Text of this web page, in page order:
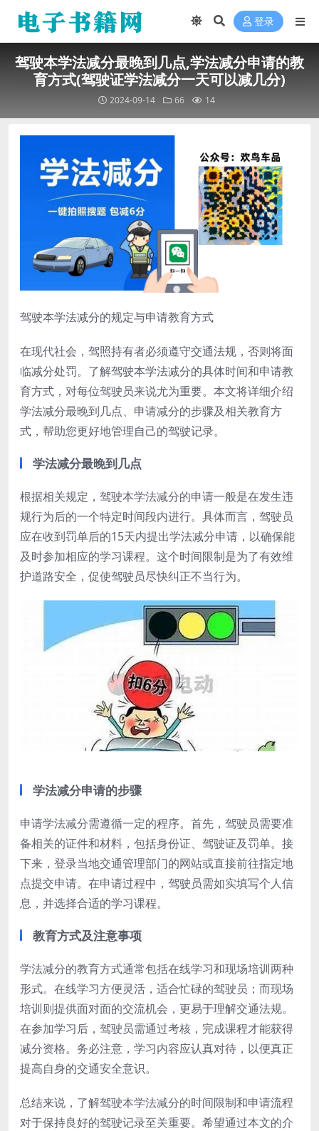
登录
驾驶本学法减分最晚到几点,学法减分申请的教
育方式(驾驶证学法减分一天可以减几分)
2024-09-14 66 14
驾驶本学法减分的规定与申请教育方式
在现代社会，驾照持有者必须遵守交通法规，否则将面
临减分处罚。了解驾驶本学法减分的具体时间和申请教
育方式，对每位驾驶员来说尤为重要。本文将详细介绍
学法减分最晚到几点、申请减分的步骤及相关教育方
式，帮助您更好地管理自己的驾驶记录。
学法减分最晚到几点
根据相关规定，驾驶本学法减分的申请一般是在发生违
规行为后的一个特定时间段内进行。具体而言，驾驶员
应在收到罚单后的15天内提出学法减分申请，以确保能
及时参加相应的学习课程。这个时间限制是为了有效维
护道路安全，促使驾驶员尽快纠正不当行为。
学法减分申请的步骤
申请学法减分需遵循一定的程序。首先，驾驶员需要准
备相关的证件和材料，包括身份证、驾驶证及罚单。接
下来，登录当地交通管理部门的网站或直接前往指定地
点提交申请。在申请过程中，驾驶员需如实填写个人信
息，并选择合适的学习课程。
教育方式及注意事项
学法减分的教育方式通常包括在线学习和现场培训两种
形式。在线学习方便灵活，适合忙碌的驾驶员；而现场
培训则提供面对面的交流机会，更易于理解交通法规。
在参加学习后，驾驶员需通过考核，完成课程才能获得
减分资格。务必注意，学习内容应认真对待，以便真正
提高自身的交通安全意识。
总结来说，了解驾驶本学法减分的时间限制和申请流程
对于保持良好的驾驶记录至关重要。希望通过本文的介